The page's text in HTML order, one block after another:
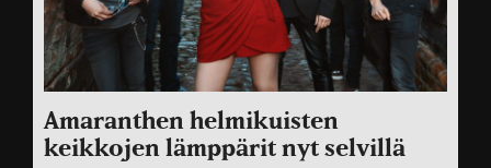
Amaranthen helmikuisten
keikkojen lämppärit nyt selvillä